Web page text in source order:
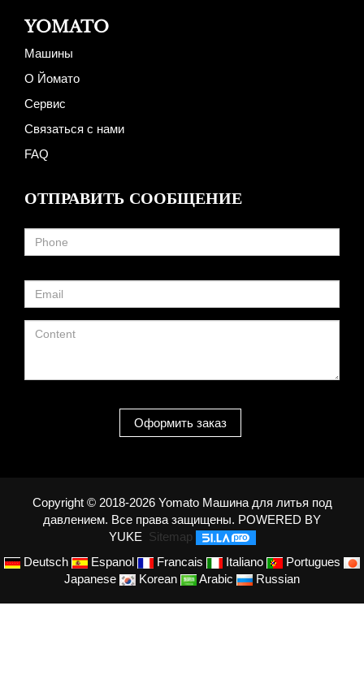
YOMATO
Машины
О Йомато
Сервис
Связаться с нами
FAQ
ОТПРАВИТЬ СООБЩЕНИЕ
Оформить заказ
Copyright © 2018-2026 Yomato Машина для литья под
давлением. Все права защищены. POWERED BY
YUKE Sitemap
Deutsch
Espanol Francais Italiano
Portugues
Japanese
Korean Arabic Russian